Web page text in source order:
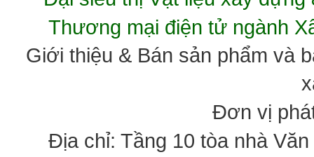
Thương mại điện tử ngành
Giới thiệu & Bán sản phẩm và
Đơn vị
Địa chỉ: Tầng 10 tòa nhà